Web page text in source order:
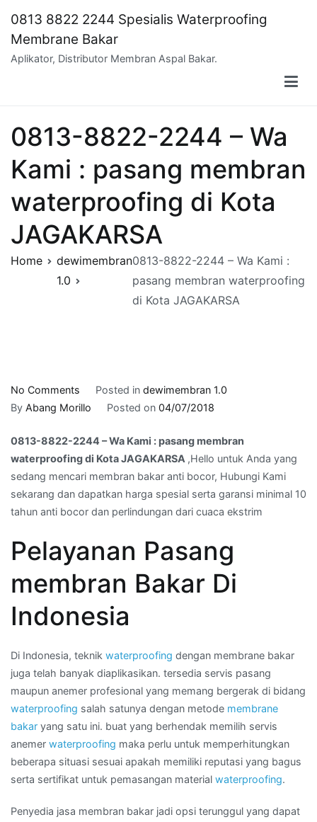
content
0813 8822 2244 Spesialis Waterproofing
Membrane Bakar
Aplikator, Distributor Membran Aspal Bakar.
0813-8822-2244 – Wa
Kami : pasang membran
waterproofing di Kota
JAGAKARSA
Home
dewimembran
1.0
0813-8822-2244 – Wa Kami :
pasang membran waterproofing
di Kota JAGAKARSA
No Comments
0813-
2244
–
Wa
Kami
:
membran
di
JAGAKARSA
Posted in dewimembran 1.0
By Abang Morillo Posted on 04/07/2018
0813-8822-2244 – Wa Kami : pasang membran
waterproofing di Kota JAGAKARSA ,Hello untuk Anda yang
sedang mencari membran bakar anti bocor, Hubungi Kami
sekarang dan dapatkan harga spesial serta garansi minimal 10
tahun anti bocor dan perlindungan dari cuaca ekstrim
Pelayanan Pasang
membran Bakar Di
Indonesia
Di Indonesia, teknik waterproofing dengan membrane bakar
juga telah banyak diaplikasikan. tersedia servis pasang
maupun anemer profesional yang memang bergerak di bidang
waterproofing salah satunya dengan metode membrane
bakar yang satu ini. buat yang berhendak memilih servis
anemer waterproofing maka perlu untuk memperhitungkan
beberapa situasi sesuai apakah memiliki reputasi yang bagus
serta sertifikat untuk pemasangan material waterproofing.
Penyedia jasa membran bakar jadi opsi terunggul yang dapat